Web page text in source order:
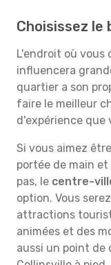
Choisissez le
L'endroit où vous
influencera
quartier a son
faire le meilleur
d'expérience que
Si vous aimez
portée de main
pas, le centre-
option. Vous
attractions
animées et des
aussi un point de